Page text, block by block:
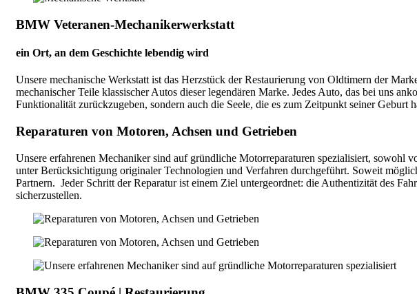
BMW Veteranen-Mechanikerwerkstatt
ein Ort, an dem Geschichte lebendig wird
Unsere mechanische Werkstatt ist das Herzstück der Restaurierung von Oldtimern der
mechanischer Teile klassischer Autos dieser legendären Marke. Jedes Auto, das bei uns
Funktionalität zurückzugeben, sondern auch die Seele, die es zum Zeitpunkt seiner Geburt
Reparaturen von Motoren, Achsen und Getrieben
Unsere erfahrenen Mechaniker sind auf gründliche Motorreparaturen spezialisiert, sowohl
unter Berücksichtigung originaler Technologien und Verfahren durchgeführt. Soweit
Partnern. Jeder Schritt der Reparatur ist einem Ziel untergeordnet: die Authentizität des
sicherzustellen.